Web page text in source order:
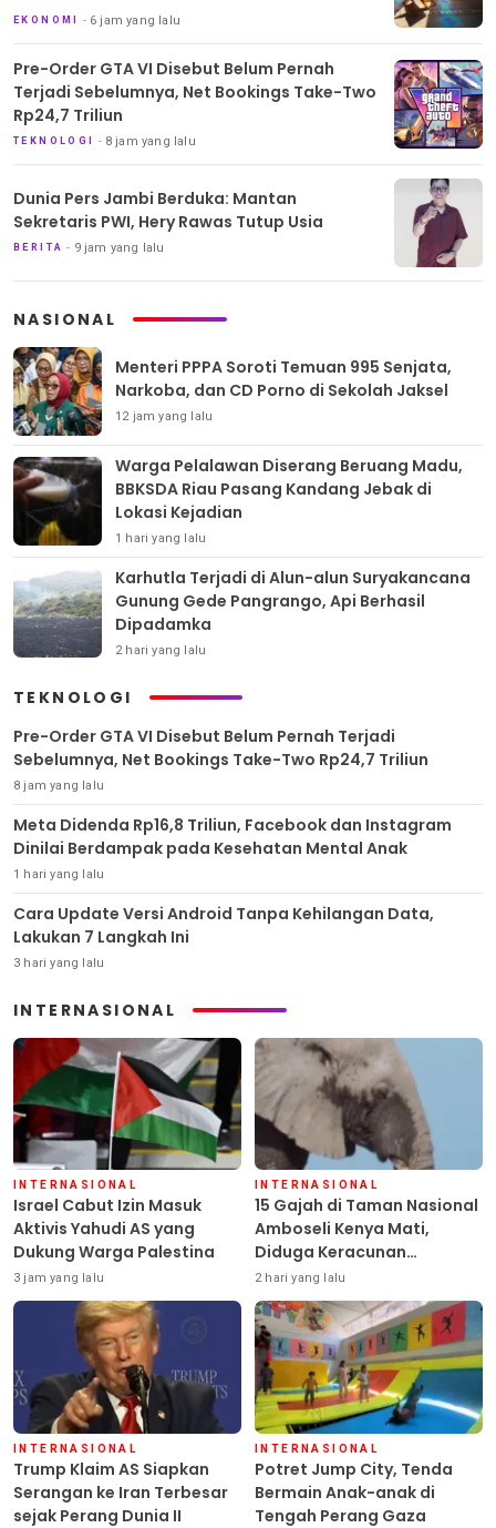
EKONOMI 6 jam yang lalu
Pre-Order GTA VI Disebut Belum Pernah
Terjadi Sebelumnya, Net Bookings Take-Two
Rp24,7 Triliun
TEKNOLOGI 8 jam yang lalu
Dunia Pers Jambi Berduka: Mantan
Sekretaris PWI, Hery Rawas Tutup Usia
BERITA 9 jam yang lalu
NASIONAL
Menteri PPPA Soroti Temuan 995 Senjata,
Narkoba, dan CD Porno di Sekolah Jaksel
12 jam yang lalu
Warga Pelalawan Diserang Beruang Madu,
BBKSDA Riau Pasang Kandang Jebak di
Lokasi Kejadian
1 hari yang lalu
Karhutla Terjadi di Alun-alun Suryakancana
Gunung Gede Pangrango, Api Berhasil
Dipadamka
2 hari yang lalu
TEKNOLOGI
Pre-Order GTA VI Disebut Belum Pernah Terjadi
Sebelumnya, Net Bookings Take-Two Rp24,7 Triliun
8 jam yang lalu
Meta Didenda Rp16,8 Triliun, Facebook dan Instagram
Dinilai Berdampak pada Kesehatan Mental Anak
1 hari yang lalu
Cara Update Versi Android Tanpa Kehilangan Data,
Lakukan 7 Langkah Ini
3 hari yang lalu
INTERNASIONAL
INTERNASIONAL
Israel Cabut Izin Masuk
Aktivis Yahudi AS yang
Dukung Warga Palestina
3 jam yang lalu
INTERNASIONAL
15 Gajah di Taman Nasional
Amboseli Kenya Mati,
Diduga Keracunan
Pestisida
2 hari yang lalu
INTERNASIONAL
Trump Klaim AS Siapkan
Serangan ke Iran Terbesar
sejak Perang Dunia II
INTERNASIONAL
Potret Jump City, Tenda
Bermain Anak-anak di
Tengah Perang Gaza